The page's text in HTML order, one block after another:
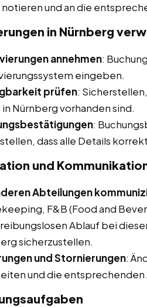
notieren und an die
in Nürnberg
annehmen:
eingeben.
prüfen:
Nürnberg vorhanden sind.
:
dass alle Details
und
Abteilungen
F&B (Food and
Ablauf bei
sicherzustellen.
und Stornierungen:
und die